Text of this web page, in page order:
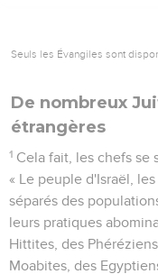
Seuls les Évangiles sont
De nombreux
étrangères
1 Cela fait, les chefs se
« Le peuple d'Israël,
séparés des
leurs pratiques
Hittites, des
Moabites, des